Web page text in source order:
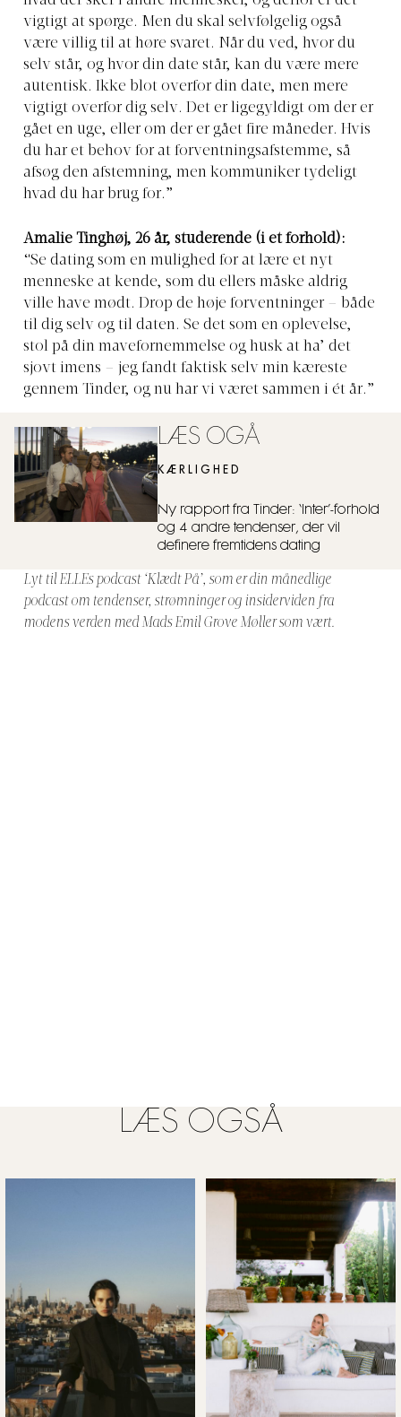
vigtigt at spørge. Men du skal selvfølgelig også
være villig til at høre svaret. Når du ved, hvor du
selv står, og hvor din date står, kan du være mere
autentisk. Ikke blot overfor din date, men mere
vigtigt overfor dig selv. Det er ligegyldigt om der er
gået en uge, eller om der er gået fire måneder. Hvis
du har et behov for at forventningsafstemme, så
afsøg den afstemning, men kommuniker tydeligt
hvad du har brug for.”
Amalie Tinghøj, 26 år, studerende (i et forhold):
“Se dating som en mulighed for at lære et nyt
menneske at kende, som du ellers måske aldrig
ville have mødt. Drop de høje forventninger – både
til dig selv og til daten. Se det som en oplevelse,
stol på din mavefornemmelse og husk at ha’ det
sjovt imens – jeg fandt faktisk selv min kæreste
gennem Tinder, og nu har vi været sammen i ét år.”
LÆS OGÅ
KÆRLIGHED
Ny rapport fra Tinder: ‘Inter’-forhold
og 4 andre tendenser, der vil
definere fremtidens dating
Lyt til ELLEs podcast ‘Klædt På’, som er din månedlige
podcast om tendenser, strømninger og insiderviden fra
modens verden med Mads Emil Grove Møller som vært.
LÆS OGSÅ